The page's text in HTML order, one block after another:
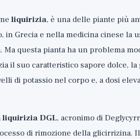
liquirizia, è una delle piante più
in Grecia e nella medicina cinese la
Ma questa pianta ha un problema
il suo caratteristico sapore dolce, la
di potassio nel corpo e, a dosi
liquirizia DGL, acronimo di
di rimozione della glicirrizina.